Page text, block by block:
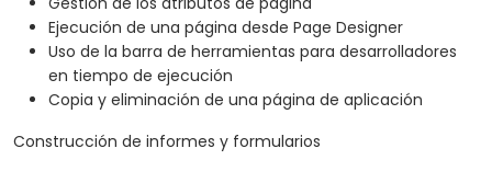
Ejecución de una página desde Page Designer
Uso de la barra de herramientas para desarrolladores
en tiempo de ejecución
Copia y eliminación de una página de aplicación
Construcción de informes y formularios